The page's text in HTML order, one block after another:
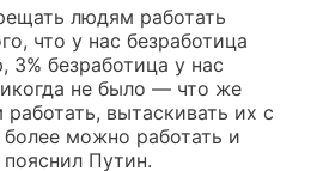
людям работать
что у нас безработица
3% безработица у нас
не было — что же
вытаскивать их с
можно работать и
Путин.